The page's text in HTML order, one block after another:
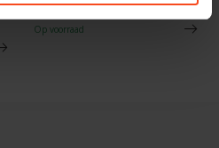
Op voorraad